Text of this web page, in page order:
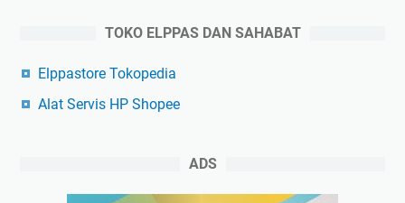
TOKO ELPPAS DAN SAHABAT
Elppastore Tokopedia
Alat Servis HP Shopee
ADS